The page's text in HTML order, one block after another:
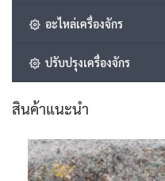
อะไหล่เครื่องจักร
ปรับปรุงเครื่องจักร
สินค้าแนะนำ